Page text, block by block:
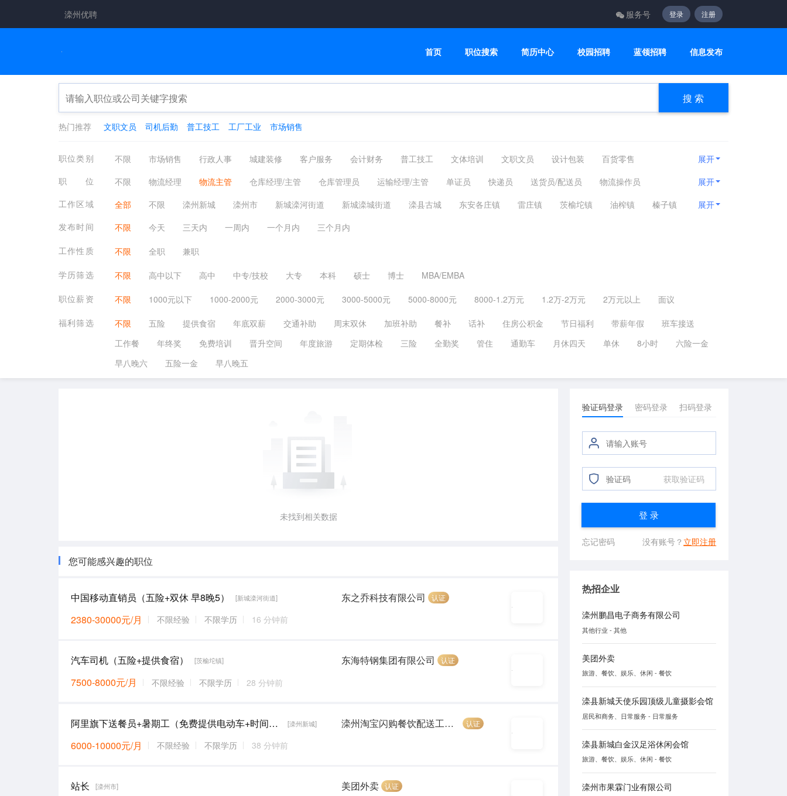
滦州优聘 服务号 登录 注册
首页 职位搜索 简历中心 校园招聘 蓝领招聘 信息发布
搜 索
热门推荐 文职文员 司机后勤 普工技工 工厂工业 市场销售
职位类别 不限 市场销售 行政人事 城建装修 客户服务 会计财务 普工技工 文体培训 文职文员 设计包装
百货零售
工厂工业
餐饮休闲 金融保险 管理运营 物流贸易 司机后勤 网络硬件 机械仪表 咨询顾问 电子通讯
医疗美容
翻译法律
轻工工艺 化工制药 摄影影视 能源环保 编辑发行 其他分类 福利待遇
展开
职位
不限 物流经理 物流主管 仓库经理/主管 仓库管理员 运输经理/主管 单证员 快递员 送货员/配送员
物流操作员
船务人员
外销员 国际业务 报关员 外贸员 驾驶员 物流贸易其他相关职位
展开
工作区域
全部 不限 滦州新城 滦州市 新城滦河街道 新城滦城街道 滦县古城 东安各庄镇 雷庄镇 茨榆坨镇 油榨镇
榛子镇
小马庄镇
响嘡街道 古马镇 杨柳庄镇 王店子镇
展开
发布时间
不限 今天 三天内 一周内 一个月内
三个月内
工作性质
不限 全职
兼职
学历筛选
不限 高中以下 高中 中专/技校 大专 本科 硕士 博士
MBA/EMBA
职位薪资
不限 1000元以下 1000-2000元 2000-3000元 3000-5000元 5000-8000元 8000-1.2万元 1.2万-2万元 2万元以上
面议
福利筛选
不限 五险 提供食宿 年底双薪 交通补助 周末双休 加班补助 餐补 话补 住房公积金 节日福利 带薪年假
班车接送
工作餐
年终奖 免费培训 晋升空间 年度旅游 定期体检 三险 全勤奖 管住 通勤车 月休四天 单休 8小时
六险一金
早八晚六
五险一金 早八晚五
未找到相关数据
您可能感兴趣的职位
中国移动直销员（五险+双休 早8晚5） [新城滦河街道]
2380-30000元/月 不限经验 不限学历 16 分钟前
东之乔科技有限公司 认证
汽车司机（五险+提供食宿） [茨榆坨镇]
7500-8000元/月 不限经验 不限学历 28 分钟前
东海特钢集团有限公司 认证
阿里旗下送餐员+暑期工（免费提供电动车+时间自由+可兼职） [滦州新城]
6000-10000元/月 不限经验 不限学历 38 分钟前
滦州淘宝闪购餐饮配送工作室(个体工商户） 认证
站长 [滦州市] 美团外卖 认证
验证码登录 密码登录 扫码登录
获取验证码
登 录
忘记密码 没有账号？ 立即注册
热招企业
滦州鹏昌电子商务有限公司
其他行业 - 其他
美团外卖
旅游、餐饮、娱乐、休闲 - 餐饮
滦县新城天使乐园顶级儿童摄影会馆
居民和商务、日常服务 - 日常服务
滦县新城白金汉足浴休闲会馆
旅游、餐饮、娱乐、休闲 - 餐饮
滦州市果霖门业有限公司